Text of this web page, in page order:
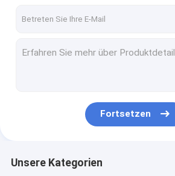
Fortsetzen
Unsere Kategorien